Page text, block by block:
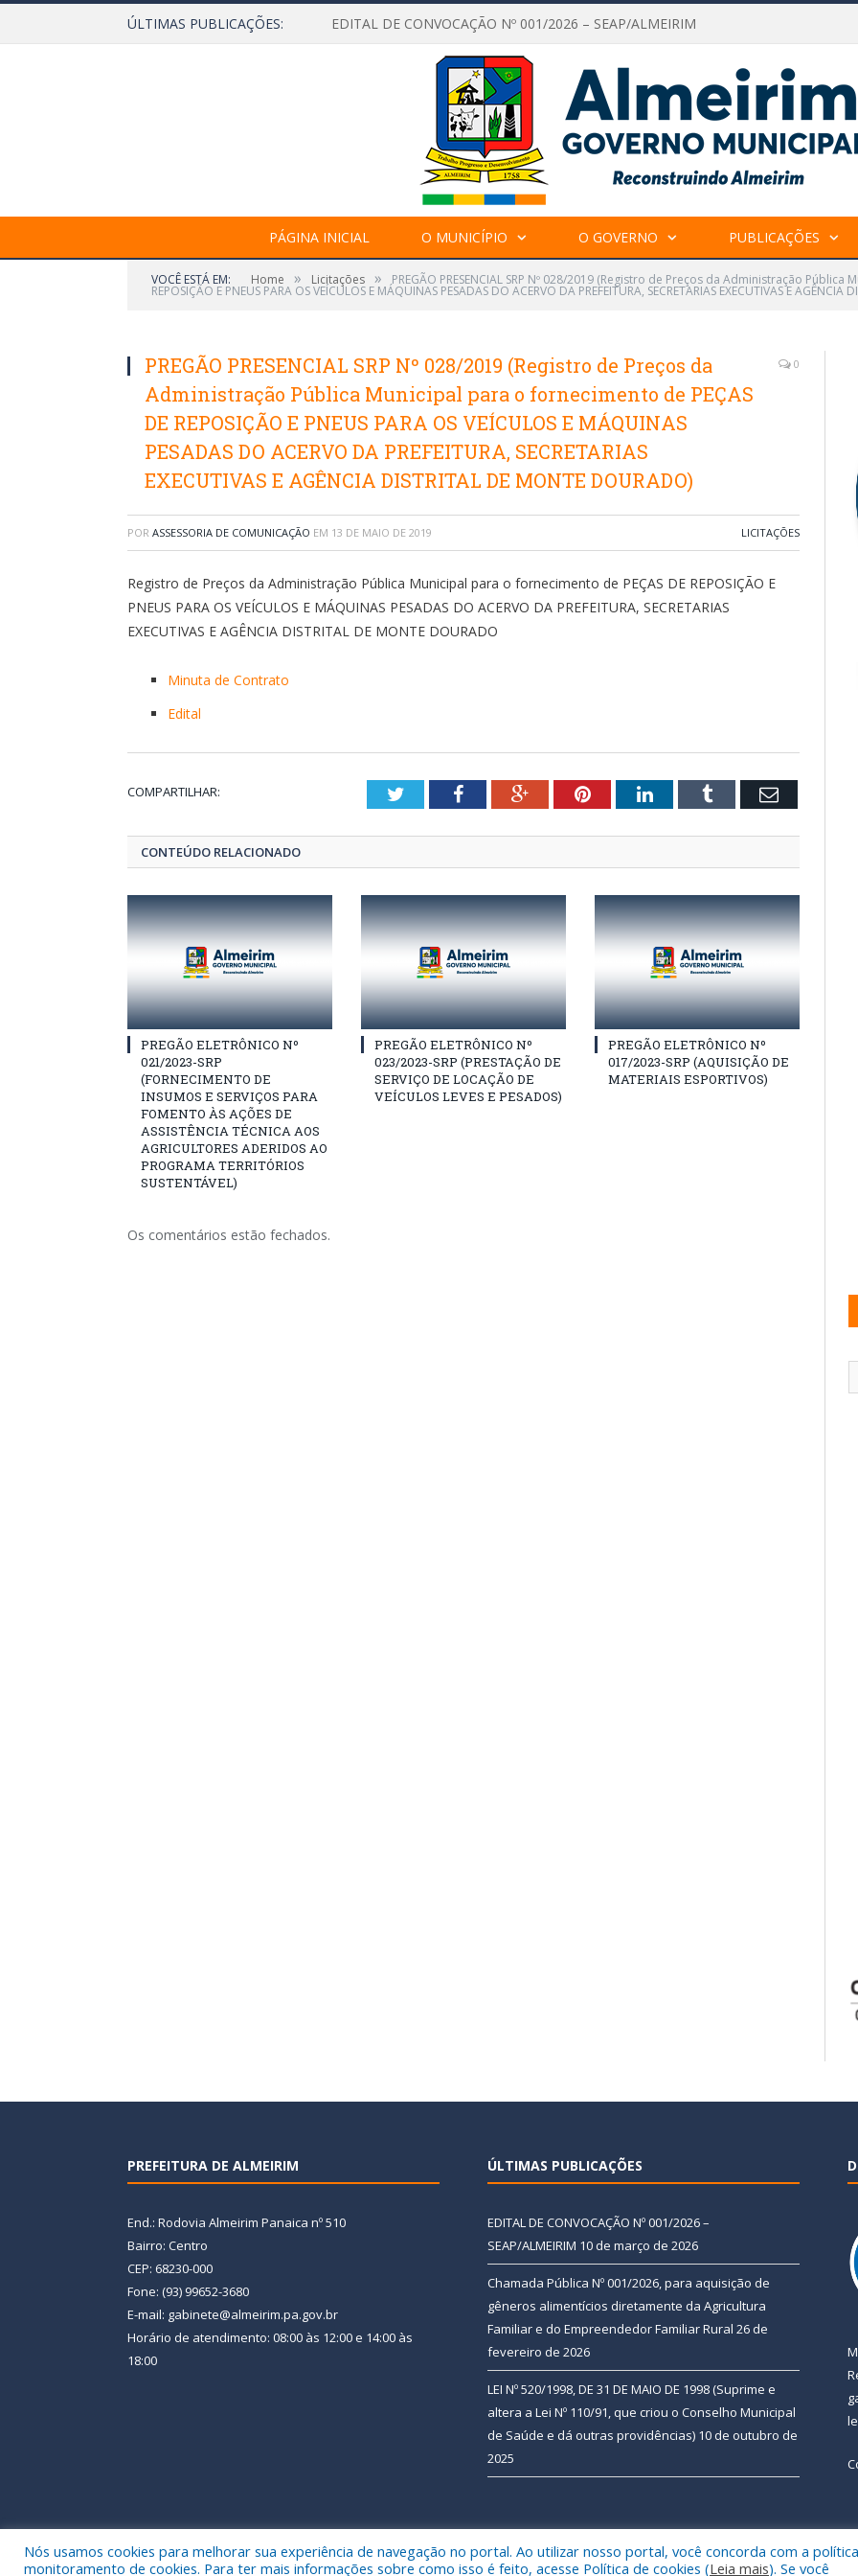
ÚLTIMAS PUBLICAÇÕES: EDITAL DE CONVOCAÇÃO Nº 001/2026 – SEAP/ALMEIRIM
PÁGINA INICIAL O MUNICÍPIO O GOVERNO PUBLICAÇÕES
VOCÊ ESTÁ EM: Home » Licitações » PREGÃO PRESENCIAL SRP Nº 028/2019 (Registro de Preços da Administração
REPOSIÇÃO E PNEUS PARA OS VEÍCULOS E MÁQUINAS PESADAS DO ACERVO DA PREFEITURA, SECRETARIAS EXECUTIVAS E AGÊNCIA
PREGÃO PRESENCIAL SRP Nº 028/2019 (Registro de Preços da
Administração Pública Municipal para o fornecimento de PEÇAS
DE REPOSIÇÃO E PNEUS PARA OS VEÍCULOS E MÁQUINAS
PESADAS DO ACERVO DA PREFEITURA, SECRETARIAS
EXECUTIVAS E AGÊNCIA DISTRITAL DE MONTE DOURADO)
0
POR ASSESSORIA DE COMUNICAÇÃO EM 13 DE MAIO DE 2019 LICITAÇÕES
Registro de Preços da Administração Pública Municipal para o fornecimento de PEÇAS DE REPOSIÇÃO E
PNEUS PARA OS VEÍCULOS E MÁQUINAS PESADAS DO ACERVO DA PREFEITURA, SECRETARIAS
EXECUTIVAS E AGÊNCIA DISTRITAL DE MONTE DOURADO
Minuta de Contrato
Edital
COMPARTILHAR: TwitterFacebookGoogle+PinterestLinkedInTumblr Email
CONTEÚDO RELACIONADO
PREGÃO ELETRÔNICO Nº
021/2023-SRP
(FORNECIMENTO DE
INSUMOS E SERVIÇOS PARA
FOMENTO ÀS AÇÕES DE
ASSISTÊNCIA TÉCNICA AOS
AGRICULTORES ADERIDOS AO
PROGRAMA TERRITÓRIOS
SUSTENTÁVEL)
PREGÃO ELETRÔNICO Nº
023/2023-SRP (PRESTAÇÃO DE
SERVIÇO DE LOCAÇÃO DE
VEÍCULOS LEVES E PESADOS)
PREGÃO ELETRÔNICO Nº
017/2023-SRP (AQUISIÇÃO DE
MATERIAIS ESPORTIVOS)
Os comentários estão fechados.
PREFEITURA DE ALMEIRIM
End.: Rodovia Almeirim Panaica nº 510
Bairro: Centro
CEP: 68230-000
Fone: (93) 99652-3680
E-mail: gabinete@almeirim.pa.gov.br
Horário de atendimento: 08:00 às 12:00 e 14:00 às
18:00
ÚLTIMAS PUBLICAÇÕES
EDITAL DE CONVOCAÇÃO Nº 001/2026 –
SEAP/ALMEIRIM 10 de março de 2026
Chamada Pública Nº 001/2026, para aquisição de
gêneros alimentícios diretamente da Agricultura
Familiar e do Empreendedor Familiar Rural 26 de
fevereiro de 2026
LEI Nº 520/1998, DE 31 DE MAIO DE 1998 (Suprime e
altera a Lei Nº 110/91, que criou o Conselho Municipal
de Saúde e dá outras providências) 10 de outubro de
2025
Todos os direitos reservados a Prefeitura Municipal de Almeirim. Mapa do Site
Nós usamos cookies para melhorar sua experiência de navegação no portal. Ao utilizar nosso portal, você concorda com a
monitoramento de cookies. Para ter mais informações sobre como isso é feito, acesse Política de cookies (Leia mais). Se você